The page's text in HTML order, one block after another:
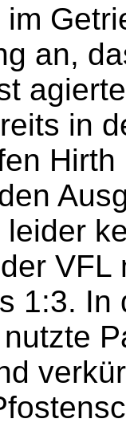
an,
in
1:3.